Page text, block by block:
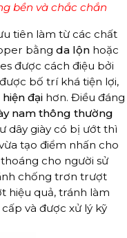
bền và chắc chắn
tiên làm từ các chất
bằng da lộn hoặc
được cách điệu bởi
bố trí khá tiện lợi,
đại hơn. Điều đáng
nam thông thường
dây giày có bị ướt thì
tạo điểm nhấn cho
cho người sử
chống trơn trượt
hiệu quả, tránh làm
và được xử lý kỹ